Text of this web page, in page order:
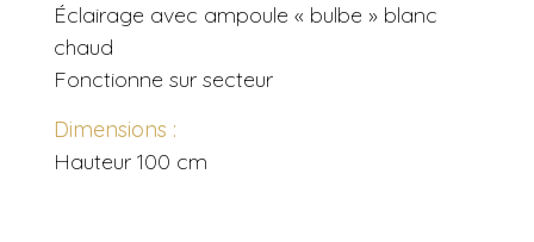
Éclairage avec ampoule « bulbe » blanc
chaud
Fonctionne sur secteur
Dimensions :
Hauteur 100 cm